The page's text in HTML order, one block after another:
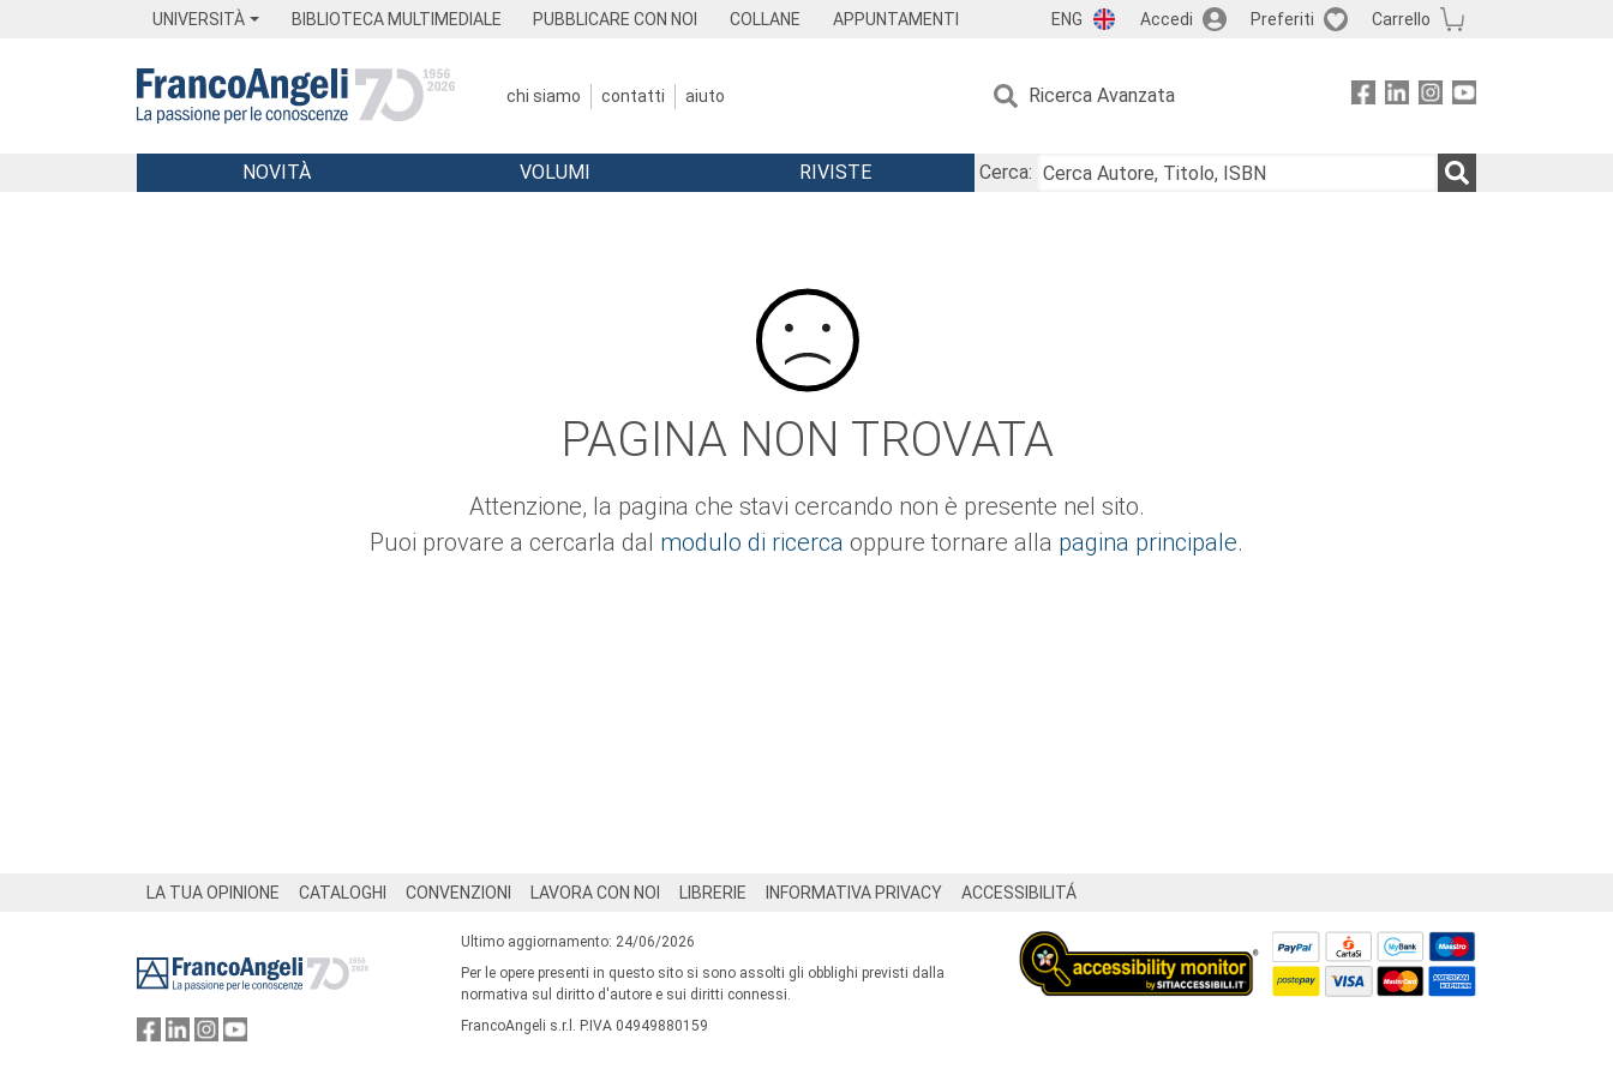
UNIVERSITÀ BIBLIOTECA MULTIMEDIALE PUBBLICARE CON NOI COLLANE APPUNTAMENTI ENG Accedi Preferiti Carrello
chi siamo contatti aiuto Ricerca Avanzata
Menu
NOVITÀ VOLUMI RIVISTE
Cerca:
PAGINA NON TROVATA
Attenzione, la pagina che stavi cercando non è presente nel sito.
Puoi provare a cercarla dal modulo di ricerca oppure tornare alla pagina principale.
LA TUA OPINIONE CATALOGHI CONVENZIONI LAVORA CON NOI LIBRERIE INFORMATIVA PRIVACY ACCESSIBILITÁ
Ultimo aggiornamento: 24/06/2026
Per le opere presenti in questo sito si sono assolti gli obblighi previsti dalla
normativa sul diritto d'autore e sui diritti connessi.
FrancoAngeli s.r.l. P.IVA 04949880159